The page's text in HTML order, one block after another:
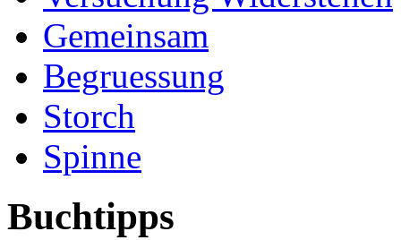
Gemeinsam
Begruessung
Storch
Spinne
Buchtipps